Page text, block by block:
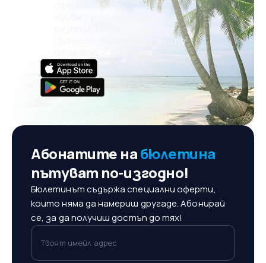
Пътешествия, планирани по
Абонатите набюлетина
пътуват по-изгодно!
Бюлетинът съдържа специални оферти,
които няма да намериш другаде. Абонирай
се, за да получиш достъп до тях!
Твоят имейл адрес